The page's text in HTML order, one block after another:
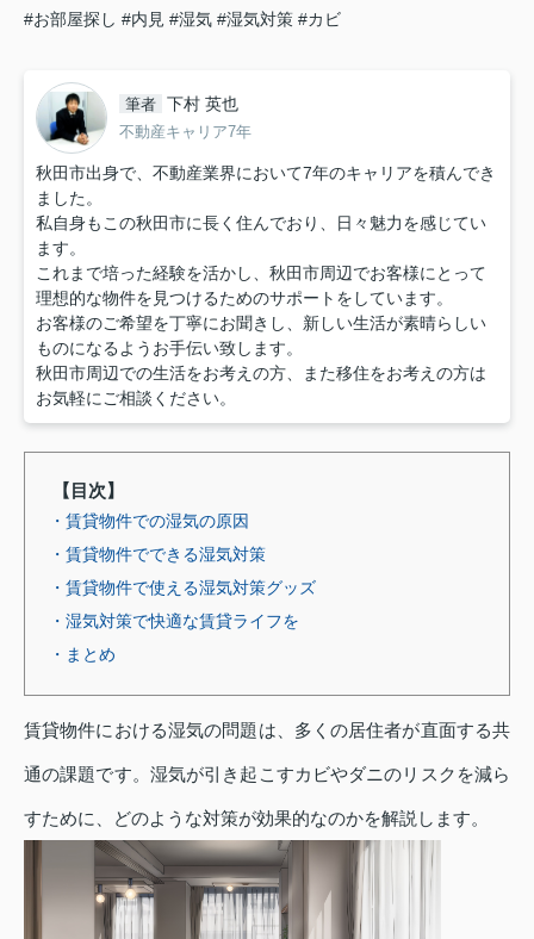
#お部屋探し #内見 #湿気 #湿気対策 #カビ
筆者 下村 英也
不動産キャリア7年
秋田市出身で、不動産業界において7年のキャリアを積んでき
ました。
私自身もこの秋田市に長く住んでおり、日々魅力を感じてい
ます。
これまで培った経験を活かし、秋田市周辺でお客様にとって
理想的な物件を見つけるためのサポートをしています。
お客様のご希望を丁寧にお聞きし、新しい生活が素晴らしい
ものになるようお手伝い致します。
秋田市周辺での生活をお考えの方、また移住をお考えの方は
お気軽にご相談ください。
【目次】
・賃貸物件での湿気の原因
・賃貸物件でできる湿気対策
・賃貸物件で使える湿気対策グッズ
・湿気対策で快適な賃貸ライフを
・まとめ
賃貸物件における湿気の問題は、多くの居住者が直面する共
通の課題です。湿気が引き起こすカビやダニのリスクを減ら
すために、どのような対策が効果的なのかを解説します。